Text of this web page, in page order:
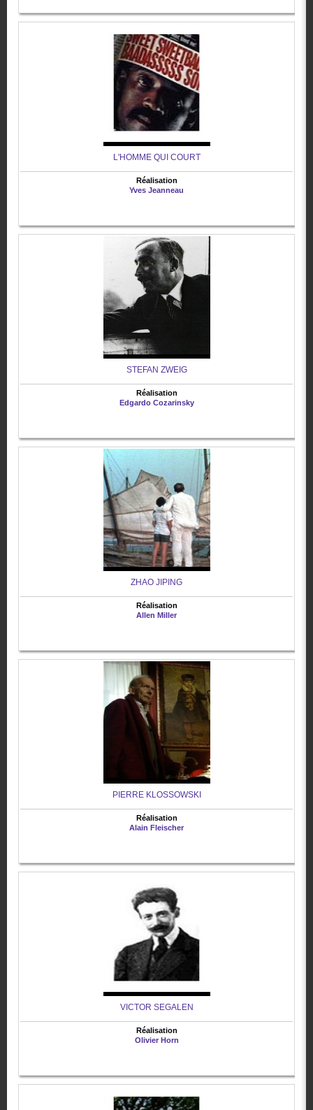
L'HOMME QUI COURT
Réalisation
Yves Jeanneau
STEFAN ZWEIG
Réalisation
Edgardo Cozarinsky
ZHAO JIPING
Réalisation
Allen Miller
PIERRE KLOSSOWSKI
Réalisation
Alain Fleischer
VICTOR SEGALEN
Réalisation
Olivier Horn